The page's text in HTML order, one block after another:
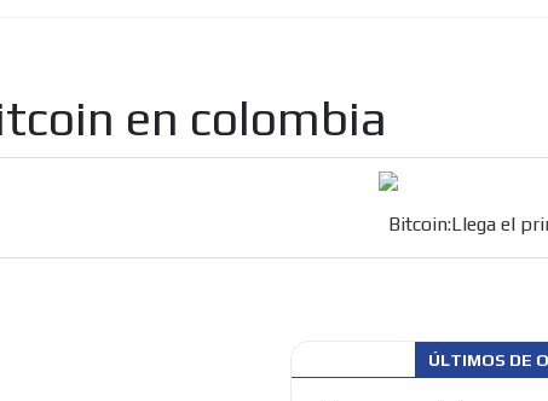
en colombia
Bitcoin:Llega el
ÚLTIMOS DE